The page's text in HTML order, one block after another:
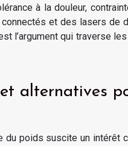
à la douleur,
et des lasers de
l’argument qui traverse
alternatives
du poids suscite un intérêt